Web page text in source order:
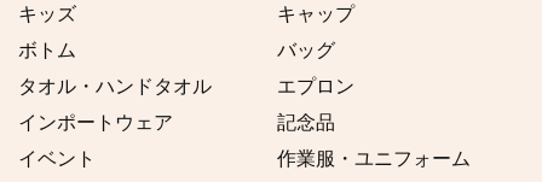
キッズ
キャップ
ボトム
バッグ
タオル・ハンドタオル
エプロン
インポートウェア
記念品
イベント
作業服・ユニフォーム